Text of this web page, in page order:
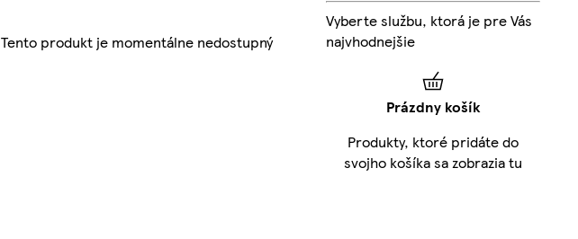
Tento produkt je momentálne nedostupný
Vyberte službu, ktorá je pre Vás
najvhodnejšie
Prázdny košík
Produkty, ktoré pridáte do
svojho košíka sa zobrazia tu